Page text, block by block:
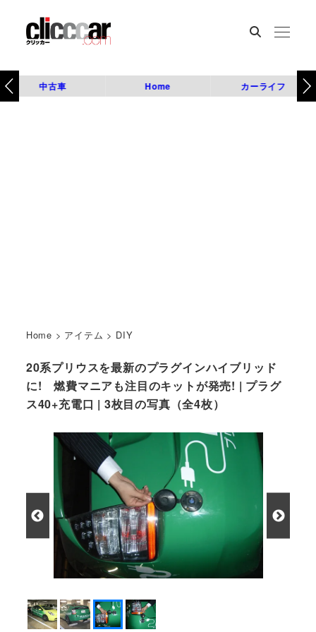
中古車 Home カーライフ
Home > アイテム > DIY
20系プリウスを最新のプラグインハイブリッド
に! 燃費マニアも注目のキットが発売! | プラグ
ス40+充電口 | 3枚目の写真（全4枚）